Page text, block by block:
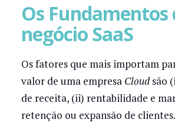
Os Fundamentos
negócio SaaS
Os fatores que mais importam
valor de uma empresa Cloudsão
de receita, (ii) rentabilidade e
retenção ou expansão de